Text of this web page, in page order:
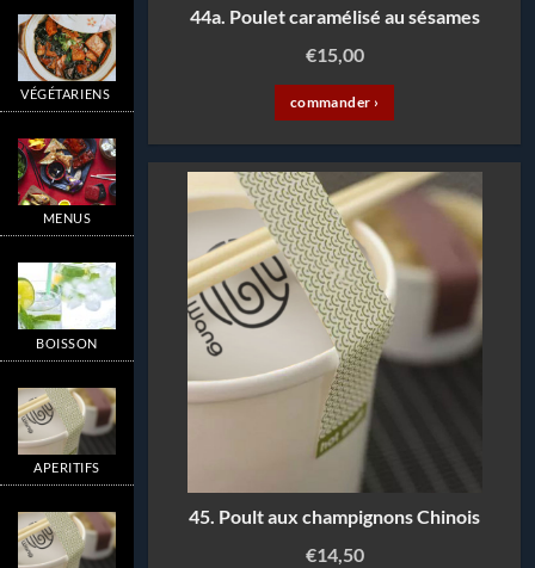
VÉGÉTARIENS
MENUS
BOISSON
APERITIFS
44a. Poulet caramélisé au sésames
€15,00
commander ›
45. Poult aux champignons Chinois
€14,50